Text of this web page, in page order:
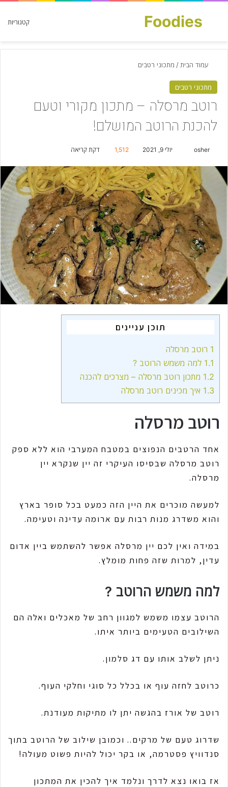
קטגוריות Foodies
חפש עבור
עמוד הבית / מתכוני רטבים
מתכוני רטבים
רוטב מרסלה – מתכון מקורי וטעם
להכנת הרוטב המושלם!
osher
n
d
a
n
e
m
a
i
l
יולי 9, 2021 1,512 דקת קריאה
תוכן עניינים
1 רוטב מרסלה
1.1 למה משמש הרוטב ?
1.2 מתכון רוטב מרסלה – מצרכים להכנה
1.3 איך מכינים רוטב מרסלה
רוטב מרסלה
אחד הרטבים הנפוצים במטבח המערבי הוא ללא ספק
רוטב מרסלה שבסיסו העיקרי זה יין שנקרא יין
מרסלה.
למעשה מוכרים את היין הזה כמעט בכל סופר בארץ
והוא משדרג מנות רבות עם ארומה עדינה וטעימה.
במידה ואין לכם יין מרסלה אפשר להשתמש ביין אדום
עדין, למרות שזה פחות מומלץ.
למה משמש הרוטב ?
הרוטב עצמו משמש למגוון רחב של מאכלים ואלה הם
השילובים הטעימים ביותר איתו.
ניתן לשלב אותו עם דג סלמון.
כרוטב לחזה עוף או בכלל כל סוגי וחלקי העוף.
רוטב של אורז בהגשה יתן לו מתיקות מעודנת.
שדרוג טעם של מרקים.. וכמובן שילוב של הרוטב בתוך
סנדוויץ פסטרמה, או בקר יכול להיות פשוט מעולה!
אז בואו נצא לדרך ונלמד איך להכין את המתכון